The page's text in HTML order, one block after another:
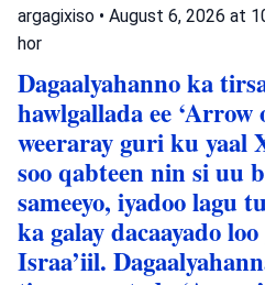
argagixiso • August 6, 2026 at
hor
Dagaalyahanno ka
hawlgallada ee ‘Arrow
weeraray guri ku yaal
soo qabteen nin si uu
sameeyo, iyadoo lagu
ka galay dacaayado
Israa’iil.